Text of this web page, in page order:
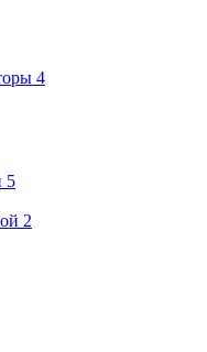
4
5
2